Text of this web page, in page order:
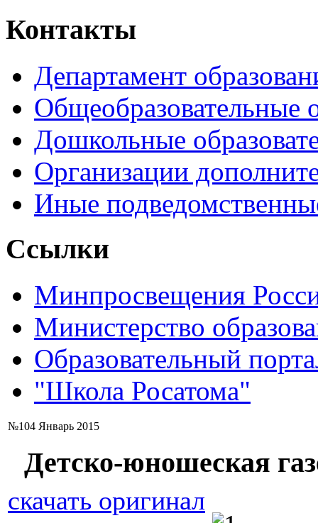
Контакты
Департамент
Общеобразовательные
Дошкольные
Организации
Иные
Ссылки
Минпросвещения
Министерство
Образовательный
"Школа Росатома"
№104 Январь 2015
Детско-юношеская
скачать оригинал